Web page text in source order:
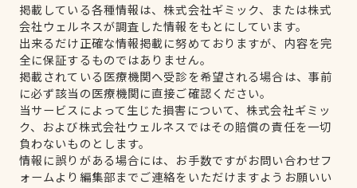
掲載している各種情報は、株式会社ギミック、または株式
会社ウェルネスが調査した情報をもとにしています。
出来るだけ正確な情報掲載に努めておりますが、内容を完
全に保証するものではありません。
掲載されている医療機関へ受診を希望される場合は、事前
に必ず該当の医療機関に直接ご確認ください。
当サービスによって生じた損害について、株式会社ギミッ
ク、および株式会社ウェルネスではその賠償の責任を一切
負わないものとします。
情報に誤りがある場合には、お手数ですがお問い合わせフ
ォームより編集部までご連絡をいただけますようお願いい